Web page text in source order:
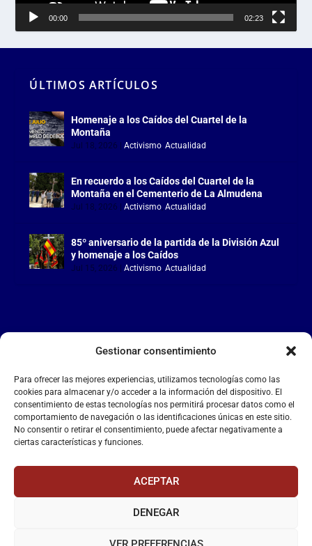
Gestionar consentimiento
Para ofrecer las mejores experiencias, utilizamos tecnologías como las
cookies para almacenar y/o acceder a la información del dispositivo. El
consentimiento de estas tecnologías nos permitirá procesar datos como el
comportamiento de navegación o las identificaciones únicas en este sitio.
No consentir o retirar el consentimiento, puede afectar negativamente a
ciertas características y funciones.
ACEPTAR
DENEGAR
00:00 02:23
ÚLTIMOS ARTÍCULOS
Homenaje a los Caídos del Cuartel de la
Montaña
Jul 18, 2026 |Activismo,Actualidad
En recuerdo a los Caídos del Cuartel de la
Montaña en el Cementerio de La Almudena
Jul 18, 2026 |Activismo,Actualidad
85º aniversario de la partida de la División Azul
y homenaje a los Caídos
Jul 15, 2026 |Activismo,Actualidad
LA FALANGE
Reproductor
de
vídeo